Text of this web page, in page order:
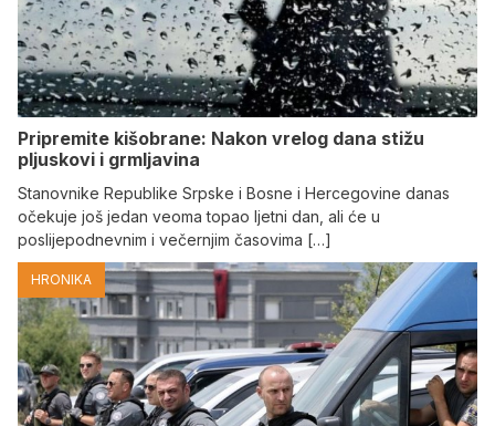
Pripremite kišobrane: Nakon vrelog dana stižu
pljuskovi i grmljavina
Stanovnike Republike Srpske i Bosne i Hercegovine danas
očekuje još jedan veoma topao ljetni dan, ali će u
poslijepodnevnim i večernjim časovima […]
HRONIKA